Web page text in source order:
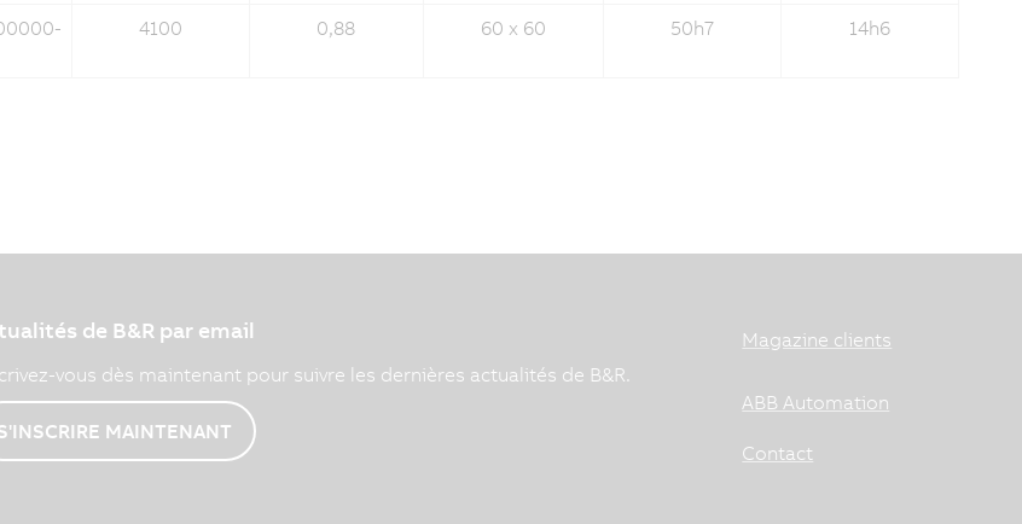
4100 0,88 60 x 60 50h7 14h6
de B&R par email
vous dès maintenant pour suivre les dernières actualités de B&R.
MAINTENANT
Magazine clients
ABB Automation
Contact